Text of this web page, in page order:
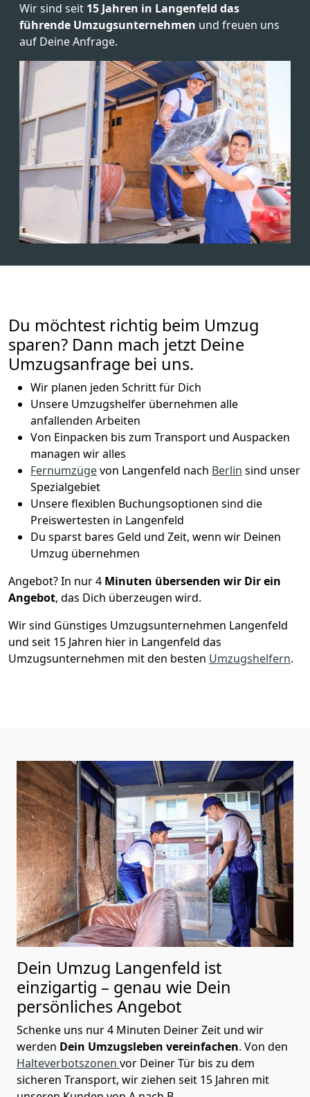
Wir sind seit 15 Jahren in Langenfeld das
führende Umzugsunternehmen und freuen uns
auf Deine Anfrage.
Du möchtest richtig beim Umzug
sparen? Dann mach jetzt Deine
Umzugsanfrage bei uns.
Wir planen jeden Schritt für Dich
Unsere Umzugshelfer übernehmen alle
anfallenden Arbeiten
Von Einpacken bis zum Transport und Auspacken
managen wir alles
Fernumzügevon Langenfeld nach Berlin sind unser
Spezialgebiet
Unsere flexiblen Buchungsoptionen sind die
Preiswertesten in Langenfeld
Du sparst bares Geld und Zeit, wenn wir Deinen
Umzug übernehmen
Angebot? In nur 4 Minuten übersenden wir Dir ein
Angebot, das Dich überzeugen wird.
Wir sind Günstiges Umzugsunternehmen Langenfeld
und seit 15 Jahren hier in Langenfeld das
Umzugsunternehmen mit den besten Umzugshelfern.
Dein Umzug Langenfeld ist
einzigartig – genau wie Dein
persönliches Angebot
Schenke uns nur 4 Minuten Deiner Zeit und wir
werden Dein Umzugsleben vereinfachen. Von den
Halteverbotszonen vor Deiner Tür bis zu dem
sicheren Transport, wir ziehen seit 15 Jahren mit